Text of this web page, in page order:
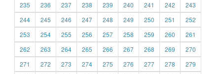
235
236 237 238 239 240 241 242
243
244
245 246 247 248 249 250 251
252
253
254 255 256 257 258 259 260
261
262
263 264 265 266 267 268 269
270
271
272 273 274 275 276 277 278
279